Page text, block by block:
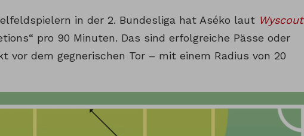
in der 2. Bundesliga hat Aséko laut Wyscout
pro 90 Minuten. Das sind erfolgreiche Pässe oder
vor dem gegnerischen Tor – mit einem Radius von 20